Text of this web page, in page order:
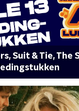
Suit & Tie, The